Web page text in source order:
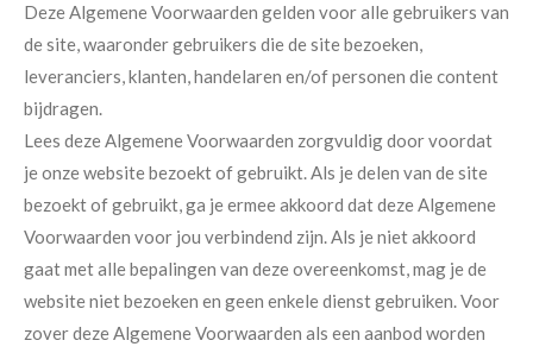
Deze Algemene Voorwaarden gelden voor alle gebruikers van
de site, waaronder gebruikers die de site bezoeken,
leveranciers, klanten, handelaren en/of personen die content
bijdragen.
Lees deze Algemene Voorwaarden zorgvuldig door voordat
je onze website bezoekt of gebruikt. Als je delen van de site
bezoekt of gebruikt, ga je ermee akkoord dat deze Algemene
Voorwaarden voor jou verbindend zijn. Als je niet akkoord
gaat met alle bepalingen van deze overeenkomst, mag je de
website niet bezoeken en geen enkele dienst gebruiken. Voor
zover deze Algemene Voorwaarden als een aanbod worden